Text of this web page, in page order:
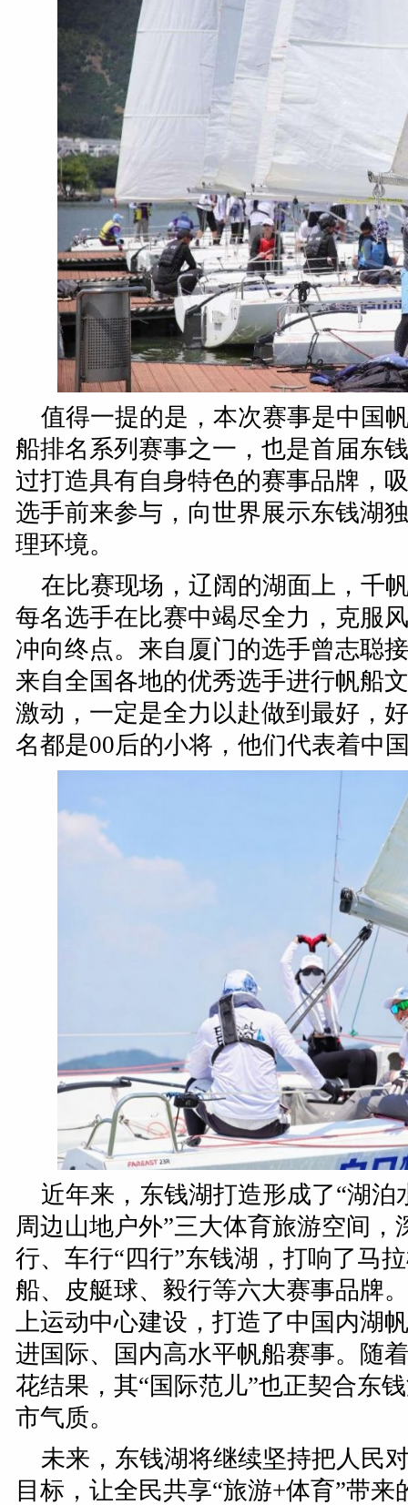
值得一提的是，本次赛事是中国
船排名系列赛事之一，也是首届东
过打造具有自身特色的赛事品牌，
选手前来参与，向世界展示东钱湖
理环境。
在比赛现场，辽阔的湖面上，千
每名选手在比赛中竭尽全力，克服
冲向终点。来自厦门的选手曾志聪
来自全国各地的优秀选手进行帆船
激动，一定是全力以赴做到最好，
名都是00后的小将，他们代表着中
近年来，东钱湖打造形成了“湖
周边山地户外”三大体育旅游空间
行、车行“四行”东钱湖，打响了马
船、皮艇球、毅行等六大赛事品牌
上运动中心建设，打造了中国内湖
进国际、国内高水平帆船赛事。随
花结果，其“国际范儿”也正契合东
市气质。
未来，东钱湖将继续坚持把人民
目标，让全民共享“旅游+体育”带来